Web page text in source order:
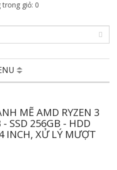
trong giỏ: 0
MẼ AMD RYZEN 3
SSD 256GB - HDD
INCH, XỬ LÝ MƯỢT